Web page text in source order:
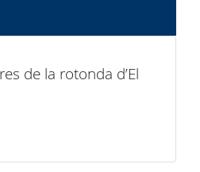
de la rotonda d’El